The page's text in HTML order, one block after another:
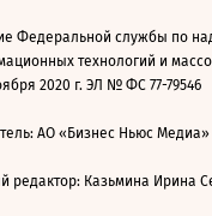
Федеральной службы по
технологий и
2020 г. ЭЛ № ФС 77-79546
АО «Бизнес Ньюс Медиа»
редактор: Казьмина Ирина